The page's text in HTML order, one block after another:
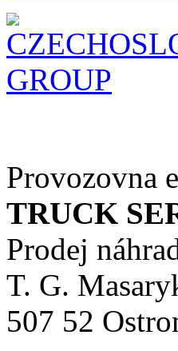
Provozovna
TRUCK
Prodej
T. G.
507 52